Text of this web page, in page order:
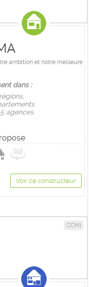
ambition et notre meilleure
dans :
agences.
Voir ce constructeur
CCMI